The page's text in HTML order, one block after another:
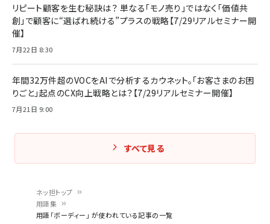
ネッ担トップ
用語集
用語「ボーディー」 が使われている記事の一覧
リピート顧客を生む秘訣は？ 単なる「モノ売り」ではなく「価値共
創」で顧客に“選ばれ続ける”プラスの戦略【7/29リアルセミナー開
催】
7月22日 8:30
年間32万件超のVOCをAIで分析するカウネット。「お客さまのお困
りごと」起点のCX向上戦略とは？【7/29リアルセミナー開催】
7月21日 9:00
すべて見る